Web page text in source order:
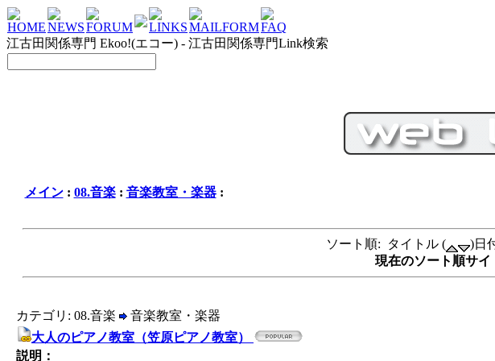
HOMENEWSFORUM LINKSMAILFORMFAQ
江古田関係専門 Ekoo!(エコー) - 江古田関係専門Link検索
メイン: 08.音楽: 音楽教室・楽器:
ソート順: タイトル ( )日
現在のソート順サ
カテゴリ: 08.音楽
音楽教室・楽器
大人のピアノ教室（笠原ピアノ教室）
説明：